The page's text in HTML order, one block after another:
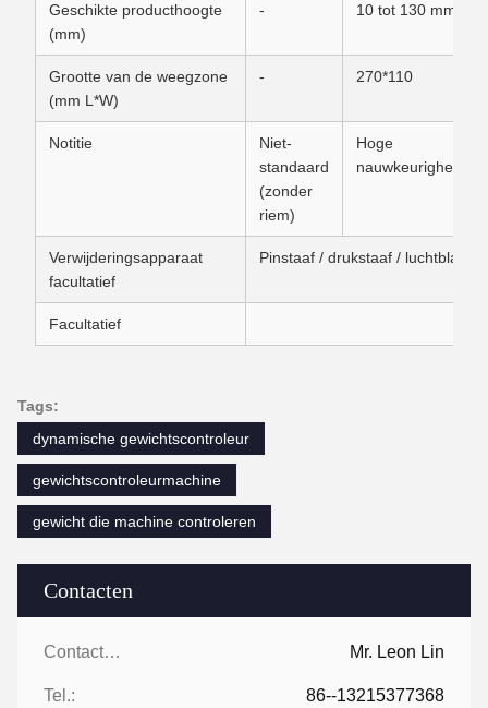
Contacten
Contacten: Mr. Leon Lin
Tel.: 86--13215377368
Geschikte producthoogte
(mm)
- 10 tot 130 mm
Grootte van de weegzone
(mm L*W)
- 270*110
Notitie
Niet-
standaard
(zonder
riem)
Hoge
nauwkeurigheid
Verwijderingsapparaat
facultatief
Pinstaaf / drukstaaf / luchtblaas
Facultatief
Tags:
dynamische gewichtscontroleur
gewichtscontroleurmachine
gewicht die machine controleren